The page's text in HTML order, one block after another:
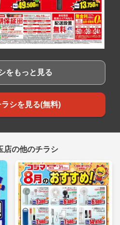
をもっと見る
シを見る(無料)
店の他のチラシ